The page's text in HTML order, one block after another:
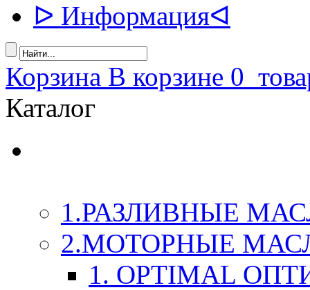
ᐅ Информацияᐊ
Корзина В корзине 0
Каталог
1.РАЗЛИВНЫЕ
2.МОТОРНЫЕ
1. OPTIMAL